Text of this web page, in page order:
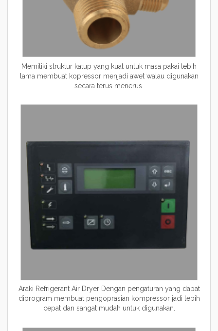
Memiliki struktur katup yang kuat untuk masa pakai lebih
lama membuat kopressor menjadi awet walau digunakan
secara terus menerus.
Araki Refrigerant Air Dryer Dengan pengaturan yang dapat
diprogram membuat pengoprasian kompressor jadi lebih
cepat dan sangat mudah untuk digunakan.